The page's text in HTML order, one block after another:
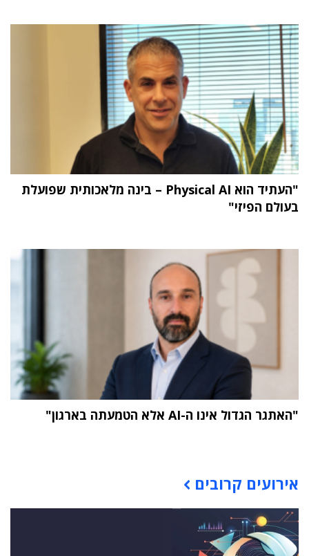
"העתיד הוא Physical AI – בינה מלאכותית שפועלת
בעולם הפיזי"
"האתגר הגדול אינו ה-AI אלא הטמעתה בארגון"
אירועים קרובים